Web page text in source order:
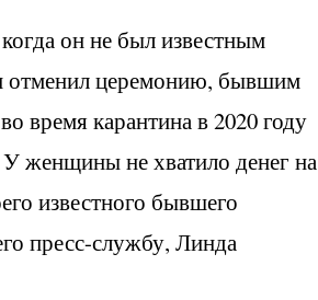
он не был известным
отменил церемонию, бывшим
время карантина в 2020 году
У женщины не хватило денег на
известного бывшего
пресс-службу, Линда